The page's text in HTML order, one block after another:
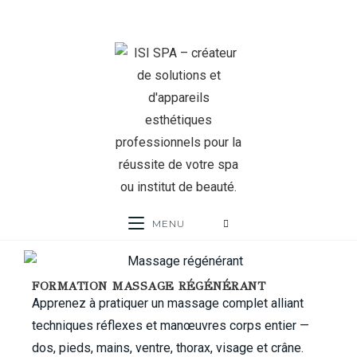
MENU
FORMATION MASSAGE RÉGÉNÉRANT
Apprenez à pratiquer un massage complet alliant
techniques réflexes et manœuvres corps entier —
dos, pieds, mains, ventre, thorax, visage et crâne.